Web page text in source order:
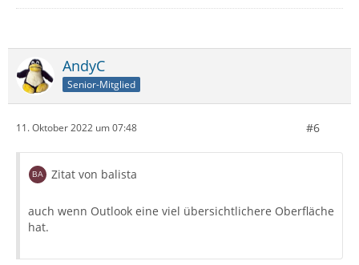
AndyC
Senior-Mitglied
11. Oktober 2022 um 07:48 #6
Zitat von balista
auch wenn Outlook eine viel übersichtlichere Oberfläche
hat.